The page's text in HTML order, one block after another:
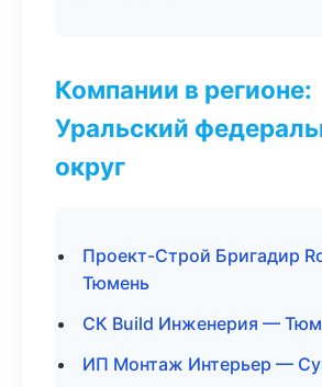
Компании в регионе:
Уральский
округ
Проект-Строй Бригадир
Тюмень
СК Build Инженерия —
ИП Монтаж Интерьер —